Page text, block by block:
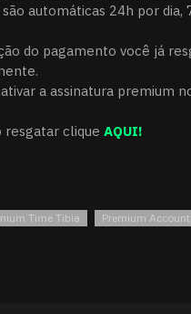
automáticas 24h por dia,
do pagamento você já
a assinatura premium
resgatar clique AQUI!
Time Tibia Premium